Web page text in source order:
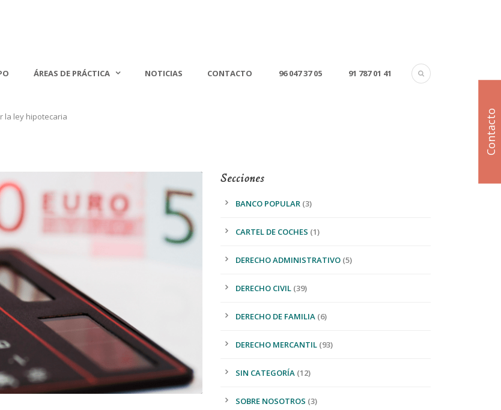
ÁREAS DE PRÁCTICA NOTICIAS CONTACTO 96 047 37 05 91 787 01 41
la ley hipotecaria
Secciones
BANCO POPULAR (3)
CARTEL DE COCHES (1)
DERECHO ADMINISTRATIVO (5)
DERECHO CIVIL (39)
DERECHO DE FAMILIA (6)
DERECHO MERCANTIL (93)
SIN CATEGORÍA (12)
SOBRE NOSOTROS (3)
Contacto